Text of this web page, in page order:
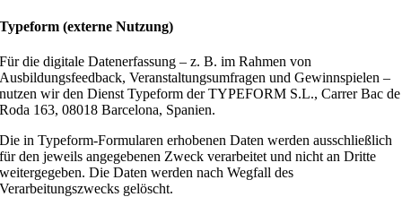
Typeform (externe Nutzung)
Für die digitale Datenerfassung – z. B. im Rahmen von
Ausbildungsfeedback, Veranstaltungsumfragen und Gewinnspielen –
nutzen wir den Dienst Typeform der TYPEFORM S.L., Carrer Bac de
Roda 163, 08018 Barcelona, Spanien.
Die in Typeform-Formularen erhobenen Daten werden ausschließlich
für den jeweils angegebenen Zweck verarbeitet und nicht an Dritte
weitergegeben. Die Daten werden nach Wegfall des
Verarbeitungszwecks gelöscht.